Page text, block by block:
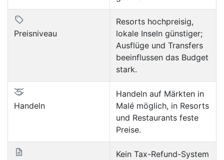
Preisniveau
Resorts hochpreisig,
lokale Inseln günstiger;
Ausflüge und Transfers
beeinflussen das Budget
stark.
Handeln
Handeln auf Märkten in
Malé möglich, in Resorts
und Restaurants feste
Preise.
Kein Tax-Refund-System